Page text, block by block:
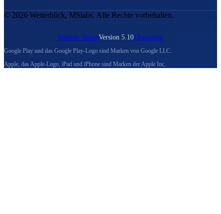
© 2026 Wetterblick, MSlabs. Alle Rechte vorbehalten.
Website-StatusVersion 5.10Changelog
Google Play und das Google Play-Logo sind Marken von Google LLC.
Apple, das Apple-Logo, iPad und iPhone sind Marken der Apple Inc.